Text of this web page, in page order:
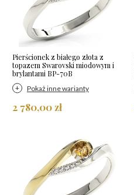
Pierścionek z białego złota z
topazem Swarovski miodowym i
brylantami BP-70B
Pokaż inne warianty
2 780,00 zł